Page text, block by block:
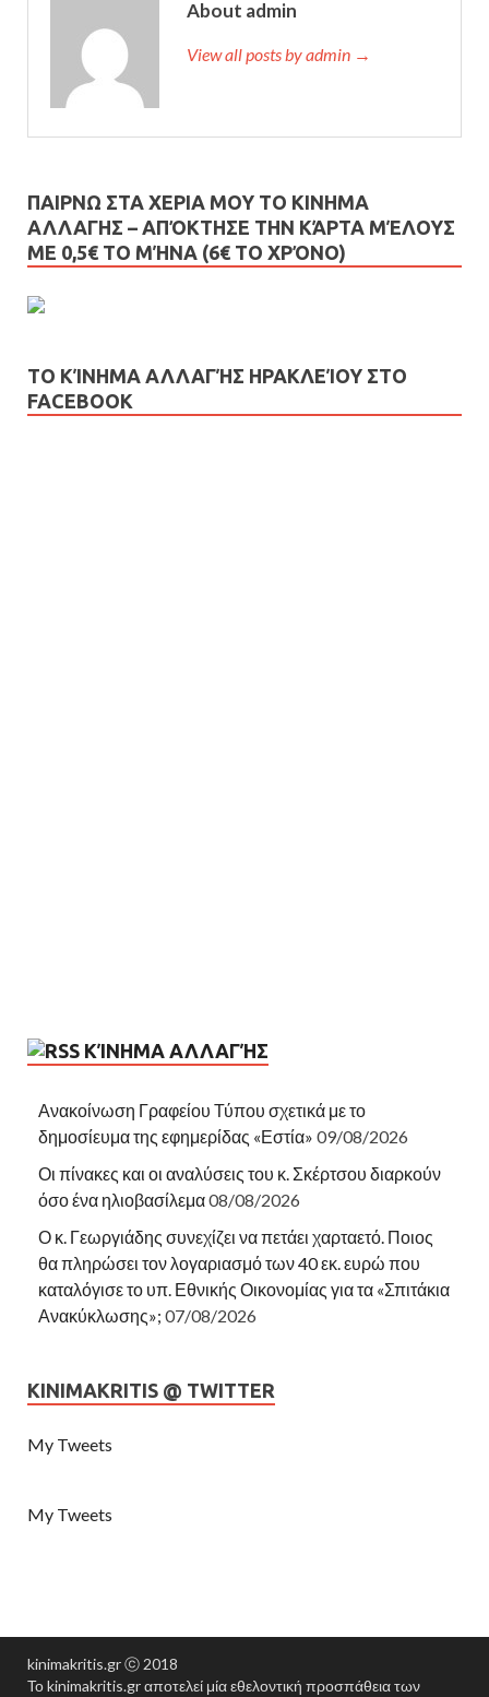
About admin
View all posts by admin →
ΠΑΙΡΝΩ ΣΤΑ ΧΕΡΙΑ ΜΟΥ ΤΟ ΚΙΝΗΜΑ
ΑΛΛΑΓΗΣ – AΠΌΚΤΗΣΕ ΤΗΝ ΚΆΡΤΑ ΜΈΛΟΥΣ
ΜΕ 0,5€ ΤΟ ΜΉΝΑ (6€ ΤΟ ΧΡΌΝΟ)
ΤΟ ΚΊΝΗΜΑ ΑΛΛΑΓΉΣ ΗΡΑΚΛΕΊΟΥ ΣΤΟ
FACEBOOK
ΚΊΝΗΜΑ ΑΛΛΑΓΉΣ
Ανακοίνωση Γραφείου Τύπου σχετικά με το
δημοσίευμα της εφημερίδας «Εστία» 09/08/2026
Οι πίνακες και οι αναλύσεις του κ. Σκέρτσου διαρκούν
όσο ένα ηλιοβασίλεμα08/08/2026
Ο κ. Γεωργιάδης συνεχίζει να πετάει χαρταετό. Ποιος
θα πληρώσει τον λογαριασμό των 40 εκ. ευρώ που
καταλόγισε το υπ. Εθνικής Οικονομίας για τα «Σπιτάκια
Ανακύκλωσης»; 07/08/2026
KINIMAKRITIS @ TWITTER
My Tweets
My Tweets
kinimakritis.gr ⓒ 2018
Το kinimakritis.gr αποτελεί μία εθελοντική προσπάθεια των